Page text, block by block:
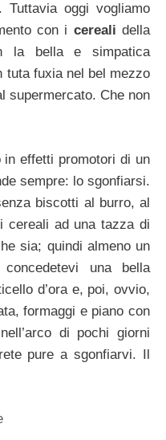
oggi vogliamo
con i cereali della
la bella e simpatica
fuxia nel bel mezzo
supermercato. Che non
effetti promotori di un
sempre: lo sgonfiarsi.
biscotti al burro, al
cereali ad una tazza di
sia; quindi almeno un
una bella
d’ora e, poi, ovvio,
formaggi e piano con
di pochi giorni
pure a sgonfiarvi. Il